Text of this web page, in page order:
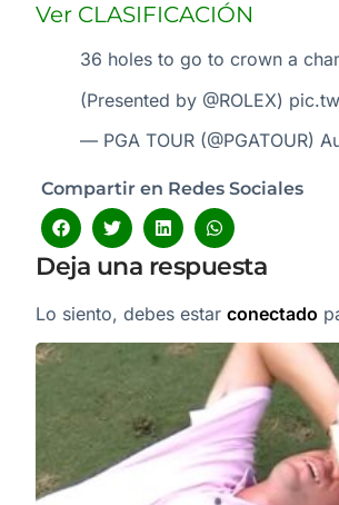
Ver CLASIFICACIÓN
36 holes to go to crown a
(Presented by @ROLEX)
— PGA TOUR (@PGATOUR)
Compartir en Redes Sociales
Deja una respuesta
Lo siento, debes estar conectado